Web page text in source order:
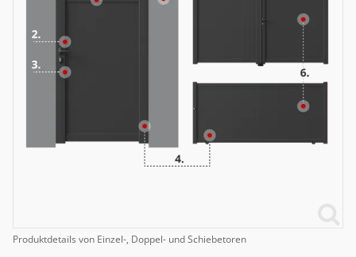
Produktdetails von Einzel-, Doppel- und Schiebetoren